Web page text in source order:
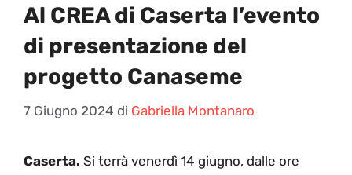
Al CREA di Caserta l’evento
di presentazione del
progetto Canaseme
7 Giugno 2024 di Gabriella Montanaro
Caserta. Si terrà venerdì 14 giugno, dalle ore